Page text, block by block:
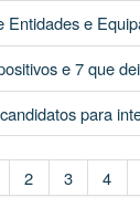
Eletronico
deste site sao